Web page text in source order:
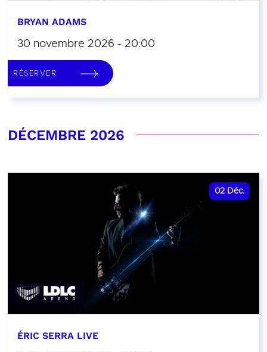
BRYAN ADAMS
30 novembre 2026 - 20:00
RÉSERVER
DÉCEMBRE 2026
02 Déc.
ÉRIC SERRA LIVE